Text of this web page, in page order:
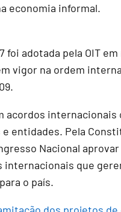
economia informal.
foi adotada pela OIT
vigor na ordem
acordos internacionais
entidades. Pela
Nacional
internacionais que
o país.